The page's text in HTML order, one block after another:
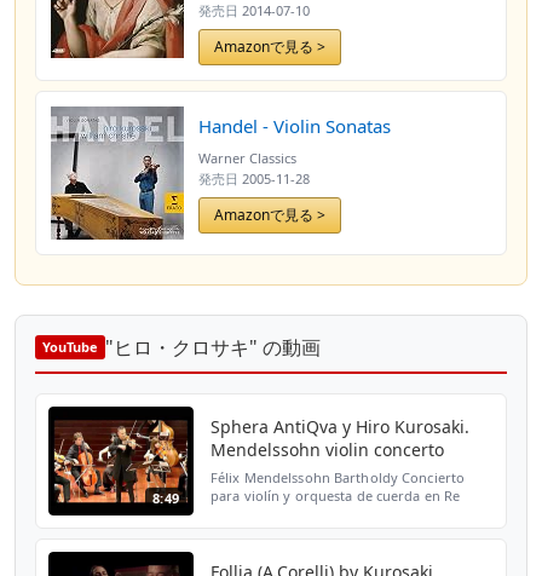
発売日 2014-07-10
Amazonで見る >
Handel - Violin Sonatas
Warner Classics
発売日 2005-11-28
Amazonで見る >
YouTube "ヒロ・クロサキ" の動画
8:49
Sphera AntiQva y Hiro Kurosaki.
Mendelssohn violin concerto
Félix Mendelssohn Bartholdy Concierto
para violín y orquesta de cuerda en Re